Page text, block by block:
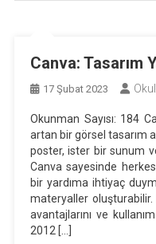
Canva: Tasarım
17 Şubat 2023
Okunman Sayısı: 184
artan bir görsel tasarım
poster, ister bir sunum
Canva sayesinde
bir yardıma ihtiyaç
materyaller oluşturabilir.
avantajlarını ve
2012 […]